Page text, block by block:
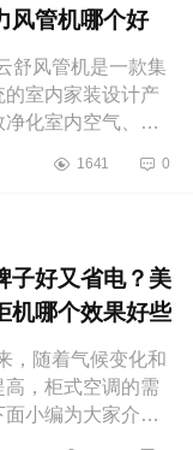
风管机哪个好
风管机是一款集
室内家装设计产
化室内空气、通
气质量的高要
1641 0
子好又省电？美
机哪个效果好些
随着气候变化和
高，柜式空调的需
小编为大家介绍